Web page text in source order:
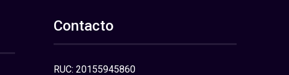
Contacto
RUC: 20155945860